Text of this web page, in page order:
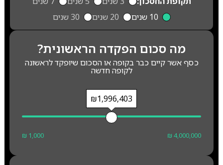
10 שנים
20 שנים 30 שנים
מה סכום הפקדה הראשונית?
כסף אשר קיים כבר בקופה או הסכום שיופקד לראשונה
לקופה חדשה
₪1,996,403
₪ 1,000 ₪ 4,000,000